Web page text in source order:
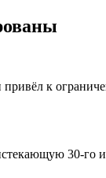
к
30-го